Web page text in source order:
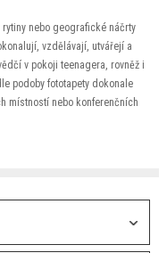
nebo geografické náčrty
vzdělávají, utvářejí a
v pokoji teenagera, rovněž i
podoby fototapety dokonale
místností nebo konferenčních